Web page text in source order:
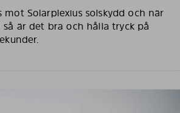
mot Solarplexius solskydd och när
är det bra och hålla tryck på